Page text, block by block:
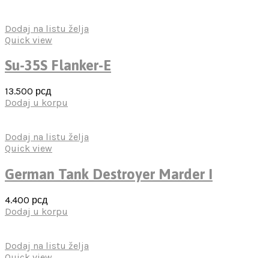
Dodaj na listu želja
Quick view
Su-35S Flanker-E
13.500 рсд
Dodaj u korpu
Dodaj na listu želja
Quick view
German Tank Destroyer Marder I
4.400 рсд
Dodaj u korpu
Dodaj na listu želja